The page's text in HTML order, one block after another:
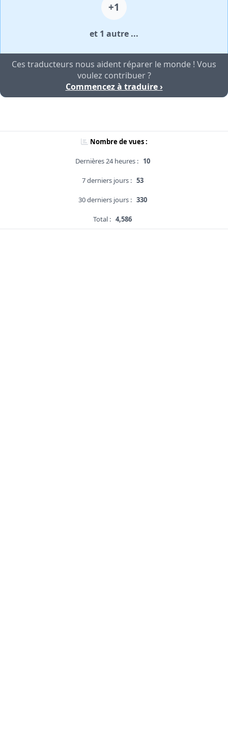
+1
et 1 autre ...
Ces traducteurs nous aident réparer le monde ! Vous
voulez contribuer ?
Commencez à traduire ›
Nombre de vues :
Dernières 24 heures : 10
7 derniers jours : 53
30 derniers jours : 330
Total : 4,586